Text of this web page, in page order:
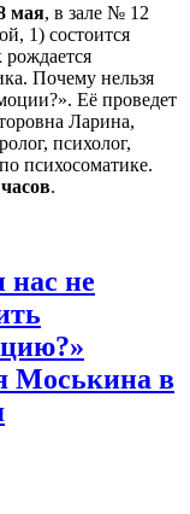
мая, в зале № 12
1) состоится
Почему нельзя
Её проведет
Ларина,
психолог,
психосоматике.
.
нас не
Моськина в